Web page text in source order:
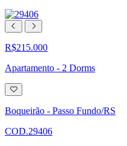
R$215.000
Apartamento - 2 Dorms
Adicionar
à
lista
de
Boqueirão - Passo Fundo/RS
COD.29406